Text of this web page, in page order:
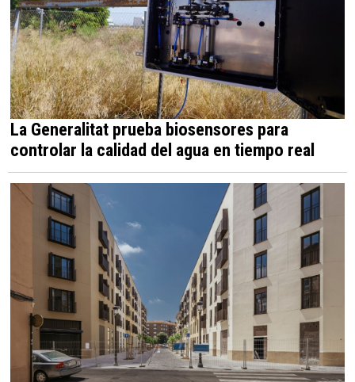
La Generalitat prueba biosensores para
controlar la calidad del agua en tiempo real